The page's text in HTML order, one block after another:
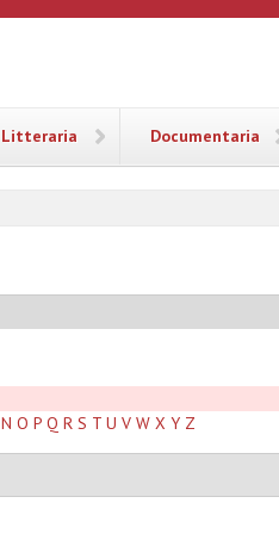
Litteraria Documentaria
N O P Q R S T U V W X Y Z